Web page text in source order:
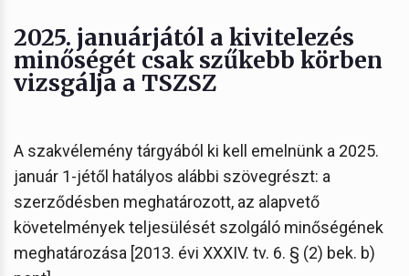
2025. januárjától a kivitelezés
minőségét csak szűkebb körben
vizsgálja a TSZSZ
A szakvélemény tárgyából ki kell emelnünk a 2025.
január 1-jétől hatályos alábbi szövegrészt: a
szerződésben meghatározott, az alapvető
követelmények teljesülését szolgáló minőségének
meghatározása [2013. évi XXXIV. tv. 6. § (2) bek. b)